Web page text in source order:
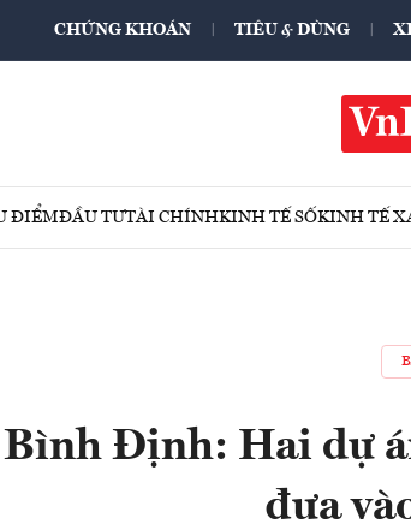
CHỨNG KHOÁN TIÊU & DÙNG
ĐIỂMĐẦU TƯTÀI CHÍNHKINH TẾ SỐKINH TẾ
Bình Định: Hai dự
đưa